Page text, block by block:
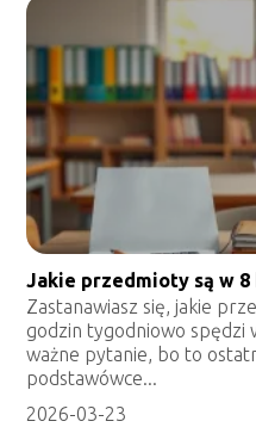
Jakie przedmioty są w 8
Zastanawiasz się, jakie
godzin tygodniowo spędzi
ważne pytanie, bo to
podstawówce...
2026-03-23